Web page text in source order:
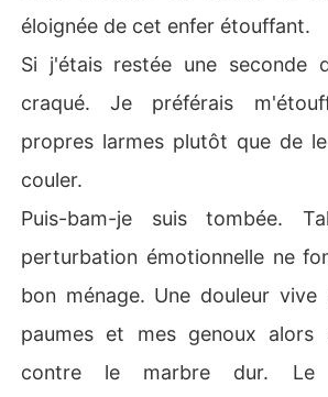
éloignée de cet enfer étouffant.
Si j'étais restée une seconde
craqué. Je préférais
propres larmes plutôt que de
couler.
Puis-bam-je suis tombée.
perturbation émotionnelle ne
bon ménage. Une douleur
paumes et mes genoux alors
contre le marbre dur.